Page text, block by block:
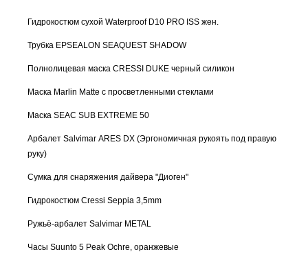
Гидрокостюм сухой Waterproof D10 PRO ISS жен.
Трубка EPSEALON SEAQUEST SHADOW
Полнолицевая маска CRESSI DUKE черный силикон
Маска Marlin Matte с просветленными стеклами
Маска SEAC SUB EXTREME 50
Арбалет Salvimar ARES DX (Эргономичная рукоять под правую
руку)
Сумка для снаряжения дайвера "Диоген"
Гидрокостюм Cressi Seppia 3,5mm
Ружьё-арбалет Salvimar METAL
Часы Suunto 5 Peak Ochre, оранжевые